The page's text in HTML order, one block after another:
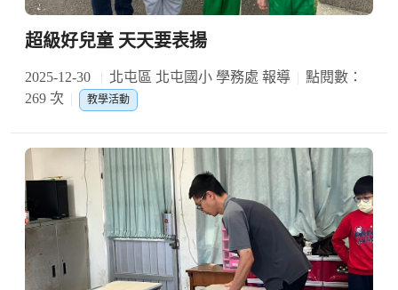
超級好兒童 天天要表揚
2025-12-30 北屯區 北屯國小 學務處 報導
點閱數：
269 次
教學活動